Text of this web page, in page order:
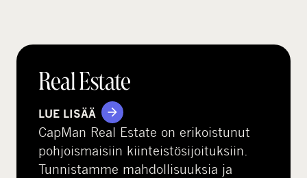
Real Estate
LUE LISÄÄ
CapMan Real Estate on erikoistunut
pohjoismaisiin kiinteistösijoituksiin.
Tunnistamme mahdollisuuksia ja